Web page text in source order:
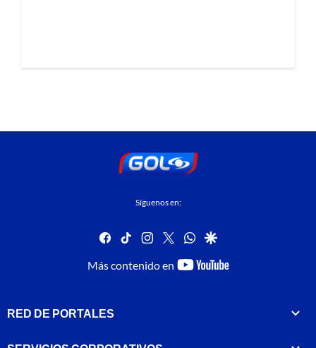
Síguenos en:
facebook
tiktok instagram
twitterwhatsapp
google
Más contenido en
youtube-
RED DE PORTALES